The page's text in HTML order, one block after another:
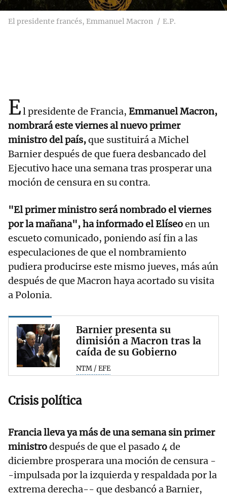
El presidente francés, Emmanuel Macron E.P.
El presidente de Francia, Emmanuel Macron,
nombrará este viernes al nuevo primer
ministro del país,que sustituirá a Michel
Barnier después de que fuera desbancado del
Ejecutivo hace una semana tras prosperar una
moción de censura en su contra.
"El primer ministro será nombrado el viernes
por la mañana", ha informado el Elíseoen un
escueto comunicado, poniendo así fin a las
especulaciones de que el nombramiento
pudiera producirse este mismo jueves, más aún
después de que Macron haya acortado su visita
a Polonia.
Barnier presenta su
dimisión a Macron tras la
caída de su Gobierno
NTM / EFE
Crisis política
Francia lleva ya más de una semana sin primer
ministrodespués de que el pasado 4 de
diciembre prosperara una moción de censura -
-impulsada por la izquierda y respaldada por la
extrema derecha-- que desbancó a Barnier,